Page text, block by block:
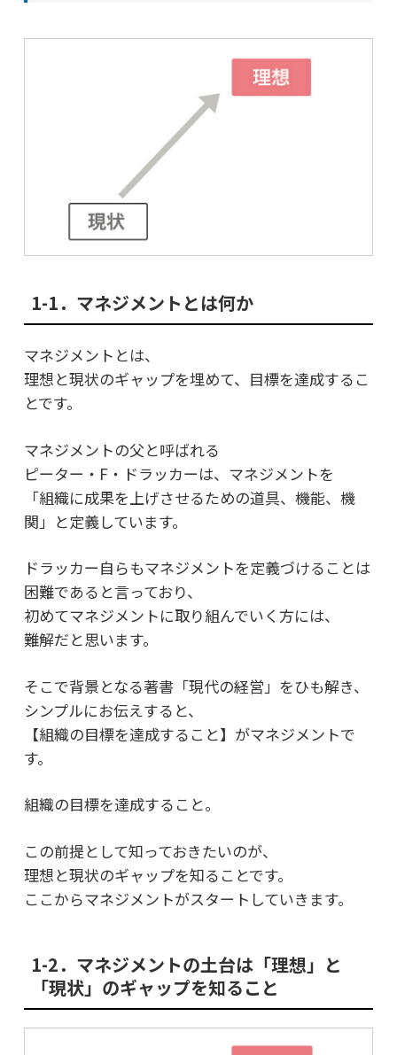
1-1．マネジメントとは何か
マネジメントとは、
理想と現状のギャップを埋めて、目標を達成するこ
とです。
マネジメントの父と呼ばれる
ピーター・F・ドラッカーは、マネジメントを
「組織に成果を上げさせるための道具、機能、機
関」と定義しています。
ドラッカー自らもマネジメントを定義づけることは
困難であると言っており、
初めてマネジメントに取り組んでいく方には、
難解だと思います。
そこで背景となる著書「現代の経営」をひも解き、
シンプルにお伝えすると、
【組織の目標を達成すること】がマネジメントで
す。
組織の目標を達成すること。
この前提として知っておきたいのが、
理想と現状のギャップを知ることです。
ここからマネジメントがスタートしていきます。
1-2．マネジメントの土台は「理想」と
「現状」のギャップを知ること